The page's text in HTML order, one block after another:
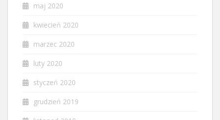
maj 2020
kwiecień 2020
marzec 2020
luty 2020
styczeń 2020
grudzień 2019